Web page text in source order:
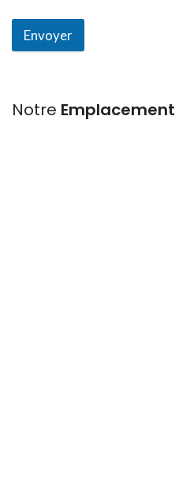
Envoyer
Notre Emplacement